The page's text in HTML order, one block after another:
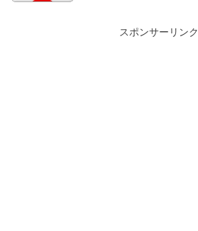
スポンサーリンク